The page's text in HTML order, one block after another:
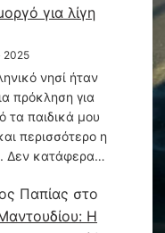
για λίγη
2025
νησί ήταν
πρόκληση για
τα παιδικά μου
περισσότερο η
Δεν κατάφερα…
Παπίας στο
Η